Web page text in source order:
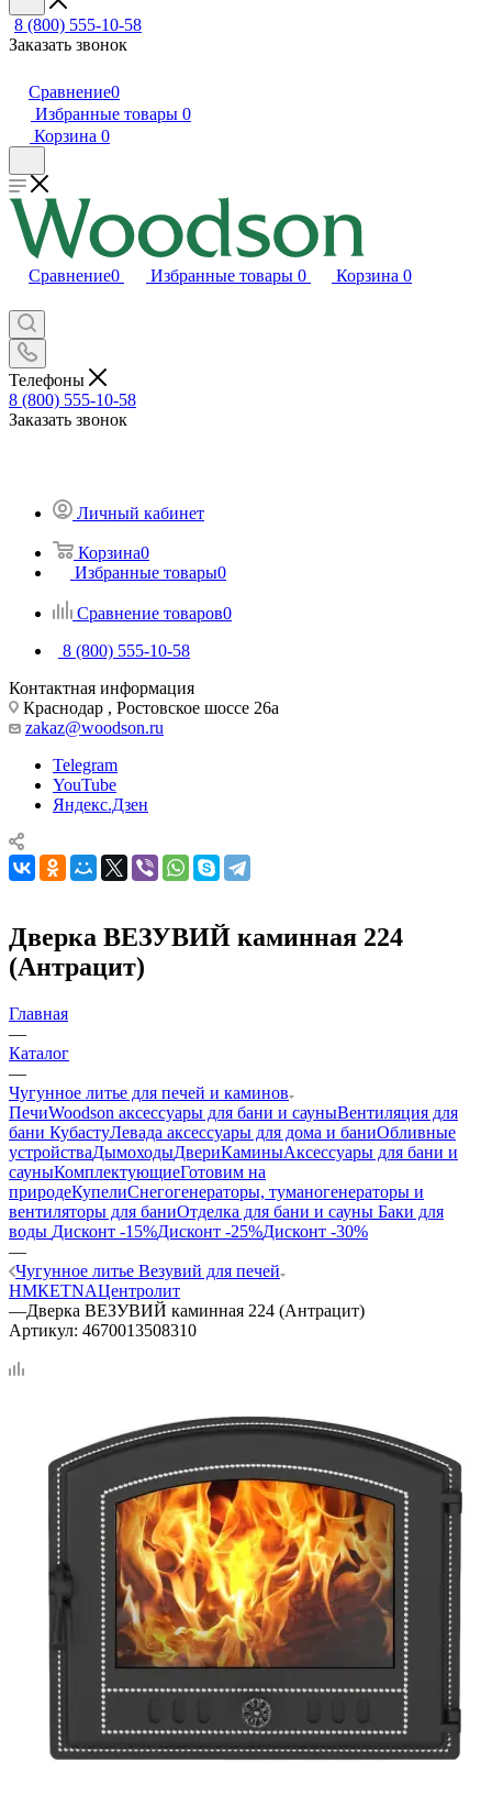
8 (800) 555-10-58
Заказать звонок
Сравнение0
Избранные товары 0
Корзина 0
Сравнение0 Избранные товары 0 Корзина 0
Телефоны
8 (800) 555-10-58
Заказать звонок
Личный кабинет
Корзина0
Избранные товары0
Сравнение товаров0
8 (800) 555-10-58
Контактная информация
Краснодар , Ростовское шоссе 26а
zakaz@woodson.ru
Telegram
YouTube
Яндекс.Дзен
Дверка ВЕЗУВИЙ каминная 224
(Антрацит)
Главная
—
Каталог
—
Чугунное литье для печей и каминов
ПечиWoodson аксессуары для бани и сауныВентиляция для
бани КубастуЛевада аксессуары для дома и баниОбливные
устройстваДымоходыДвериКаминыАксессуары для бани и
сауныКомплектующиеГотовим на
природеКупелиСнегогенераторы, туманогенераторы и
вентиляторы для баниОтделка для бани и сауны Баки для
воды Дисконт -15%Дисконт -25%Дисконт -30%
—
Чугунное литье Везувий для печей
НМКETNAЦентролит
—Дверка ВЕЗУВИЙ каминная 224 (Антрацит)
Артикул: 4670013508310